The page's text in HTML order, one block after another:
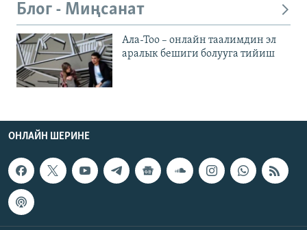
Блог - Миңсанат
Ала-Тоо – онлайн таалимдин эл
аралык бешиги болууга тийиш
ОНЛАЙН ШЕРИНЕ